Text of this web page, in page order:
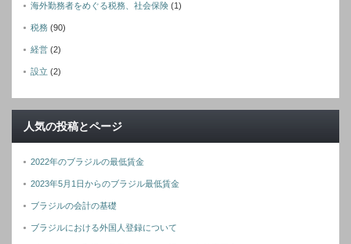
海外勤務者をめぐる税務、社会保険 (1)
税務 (90)
経営 (2)
設立 (2)
人気の投稿とページ
2022年のブラジルの最低賃金
2023年5月1日からのブラジル最低賃金
ブラジルの会計の基礎
ブラジルにおける外国人登録について